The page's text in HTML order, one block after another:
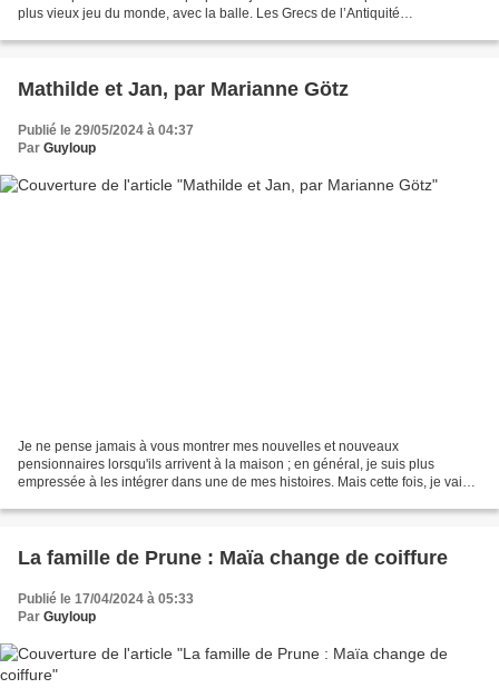
plus vieux jeu du monde, avec la balle. Les Grecs de l’Antiquité
Mathilde et Jan, par Marianne Götz
Publié le 29/05/2024 à 04:37
Par Guyloup
Je ne pense jamais à vous montrer mes nouvelles et nouveaux
pensionnaires lorsqu'ils arrivent à la maison ; en général, je suis plus
empressée à les intégrer dans une de mes histoires. Mais cette fois, je vais
La famille de Prune : Maïa change de coiffure
Publié le 17/04/2024 à 05:33
Par Guyloup